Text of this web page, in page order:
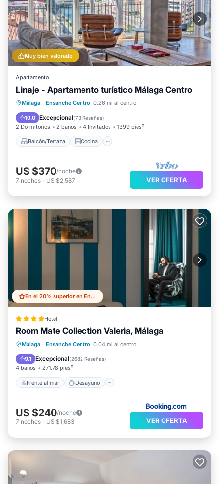
Muy bien valorado
Apartamento
Linaje - Apartamento turístico Málaga Centro
Málaga · Ensanche Centro 0.26 mi al centro
10.0 Excepcional(73 Reseñas)
2 Dormitorios 2 baños 4 Invitados 1399 pies²
Balcón/Terraza Cocina
Balcón/Terraza
Cocina
Aire acondicionado
US $370/noche
7 noches - US $2,587 VER OFERTA
En el 20% superior en Ensanche Centro
Hotel
Room Mate Collection Valeria, Málaga
Málaga · Ensanche Centro 0.04 mi al centro
9.1 Excepcional(2682 Reseñas)
4 baños 271.78 pies²
Frente al mar Desayuno
Frente al mar Desayuno
Vista al mar
US $240/noche
7 noches - US $1,683 VER OFERTA